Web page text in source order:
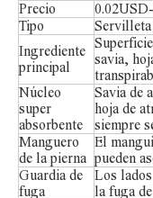
Precio
Tipo
Servilleta
Ingrediente
principal
savia,
Núcleo
super
absorbente
Savia de
hoja de
siempre
Manguero
de la pierna
El
pueden
Guardia de
fuga
Los
la fuga